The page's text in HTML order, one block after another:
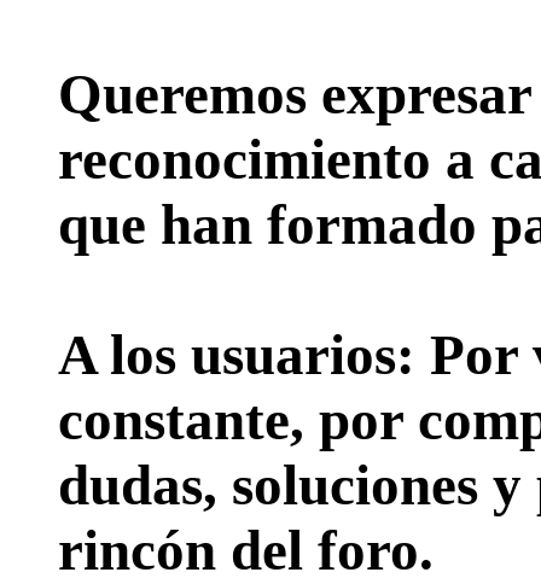
Queremos
reconocimiento a
que han formado
A los usuarios: Por
constante, por
dudas, soluciones
rincón del foro.